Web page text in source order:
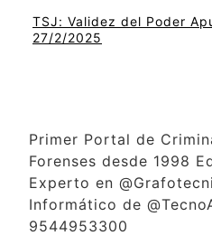
TSJ: Validez del Poder
27/2/2025
Primer Portal de
Forenses desde 1998
Experto en
Informático de
9544953300